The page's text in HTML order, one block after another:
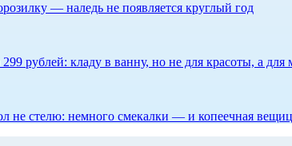
— наледь не появляется круглый год
рублей: кладу в ванну, но не для красоты, а для
не стелю: немного смекалки — и копеечная